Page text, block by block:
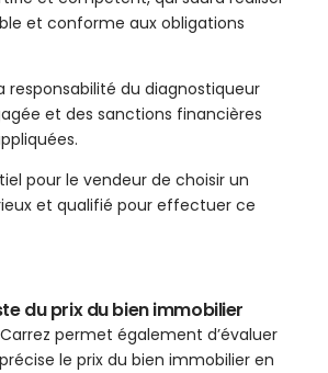
et conforme aux obligations
responsabilité du diagnostiqueur
et des sanctions financières
pour le vendeur de choisir un
et qualifié pour effectuer ce
du prix du bien immobilier
permet également d’évaluer
le prix du bien immobilier en